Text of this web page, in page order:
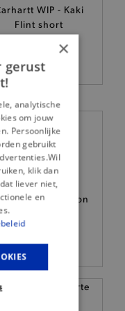
WIP - Kaki
Flint short
Carhartt WIP -
Bolton
×
gerust
analytische
om jouw
Persoonlijke
gebruikt
klik dan
dat liever niet,
en